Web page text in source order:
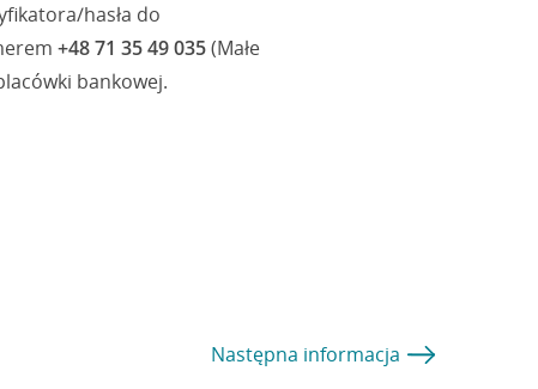
hasła do
+48 71 35 49 035(Małe
bankowej.
Następna informacja